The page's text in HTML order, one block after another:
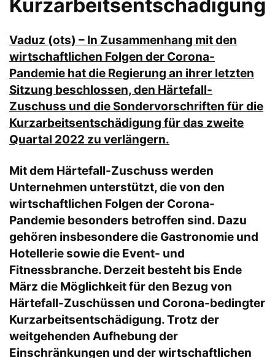
Kurzarbeitsentschädigung
Vaduz (ots) – In Zusammenhang mit den
wirtschaftlichen Folgen der Corona-
Pandemie hat die Regierung an ihrer letzten
Sitzung beschlossen, den Härtefall-
Zuschuss und die Sondervorschriften für die
Kurzarbeitsentschädigung für das zweite
Quartal 2022 zu verlängern.
Mit dem Härtefall-Zuschuss werden
Unternehmen unterstützt, die von den
wirtschaftlichen Folgen der Corona-
Pandemie besonders betroffen sind. Dazu
gehören insbesondere die Gastronomie und
Hotellerie sowie die Event- und
Fitnessbranche. Derzeit besteht bis Ende
März die Möglichkeit für den Bezug von
Härtefall-Zuschüssen und Corona-bedingter
Kurzarbeitsentschädigung. Trotz der
weitgehenden Aufhebung der
Einschränkungen und der wirtschaftlichen